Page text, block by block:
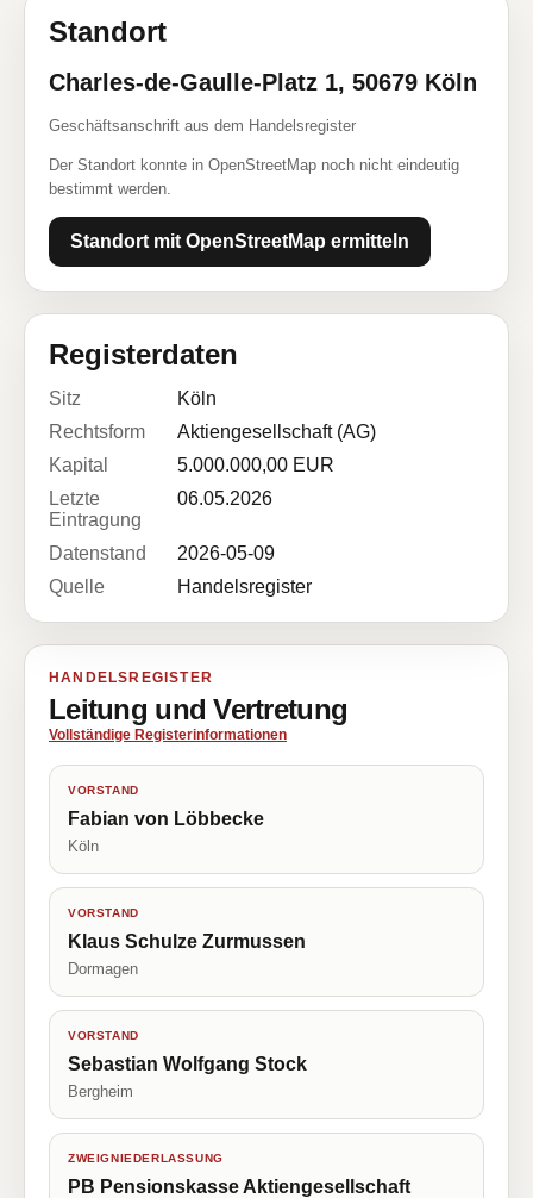
Standort
Charles-de-Gaulle-Platz 1, 50679 Köln
Geschäftsanschrift aus dem Handelsregister
Der Standort konnte in OpenStreetMap noch nicht eindeutig
bestimmt werden.
Standort mit OpenStreetMap ermitteln
Registerdaten
Sitz
Köln
Rechtsform
Aktiengesellschaft (AG)
Kapital
5.000.000,00 EUR
Letzte
Eintragung
06.05.2026
Datenstand
2026-05-09
Quelle
Handelsregister
HANDELSREGISTER
Leitung und Vertretung
Vollständige Registerinformationen
VORSTAND
Fabian von Löbbecke
Köln
VORSTAND
Klaus Schulze Zurmussen
Dormagen
VORSTAND
Sebastian Wolfgang Stock
Bergheim
ZWEIGNIEDERLASSUNG
PB Pensionskasse Aktiengesellschaft